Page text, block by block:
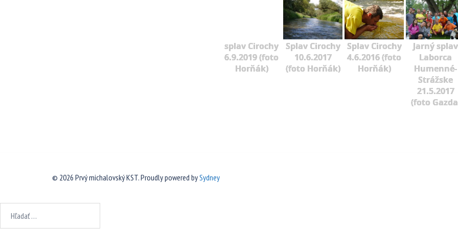
splav Cirochy
6.9.2019 (foto
Horňák)
Splav Cirochy
10.6.2017
(foto Horňák)
Splav Cirochy
4.6.2016 (foto
Horňák)
Jarný splav
Laborca
Humenné-
Strážske
21.5.2017
(foto
© 2026 Prvý michalovský KST. Proudly powered bySydney